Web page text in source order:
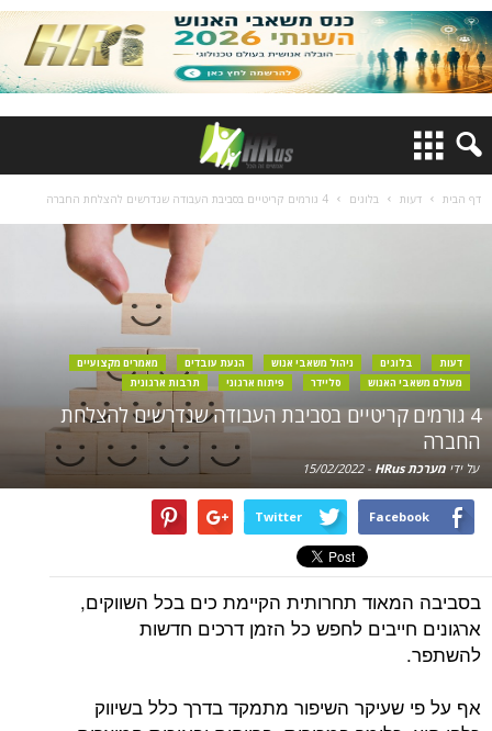
דף הבית דעות בלוגים 4 גורמים קריטיים בסביבת העבודה שנדרשים להצלחת החברה
דעות בלוגים ניהול משאבי אנוש הנעת עובדים
מאמרים מקצועיים
מעולם משאבי האנוש
סליידר פיתוח ארגוני תרבות ארגונית
4 גורמים קריטיים בסביבת העבודה שנדרשים להצלחת
החברה
על ידי מערכת HRus -
15/02/2022
Facebook
Twitter
בסביבה המאוד תחרותית הקיימת כים בכל השווקים,
ארגונים חייבים לחפש כל הזמן דרכים חדשות
להשתפר.
אף על פי שעיקר השיפור מתמקד בדרך כלל בשיווק